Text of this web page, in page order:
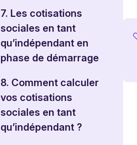
7. Les cotisations
sociales en tant
qu’indépendant en
phase de démarrage
8. Comment calculer
vos cotisations
sociales en tant
qu’indépendant ?